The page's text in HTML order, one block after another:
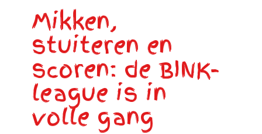
Mikken,
stuiteren en
scoren: de BINK-
league is in
volle gang